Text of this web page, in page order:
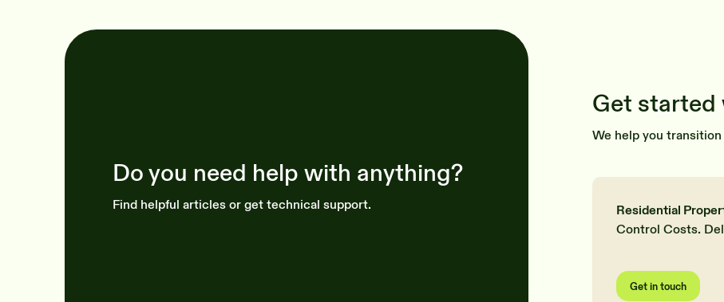
Get started
We help you
Residential
Control Costs.
Get in touch
Do you need help with anything?
Find helpful articles or get technical support.